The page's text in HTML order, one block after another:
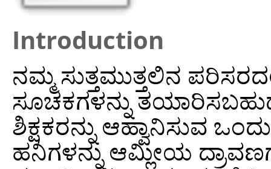
Introduction
ನಮ್ಮ ಸುತ್ತಮುತ್ತಲಿನ
ಸೂಚಕಗಳನ್ನು
ಶಿಕ್ಷಕರನ್ನು ಆಹ್ವಾನಿಸುವ
ಹನಿಗಳನ್ನು ಆಮ್ಲೀಯ